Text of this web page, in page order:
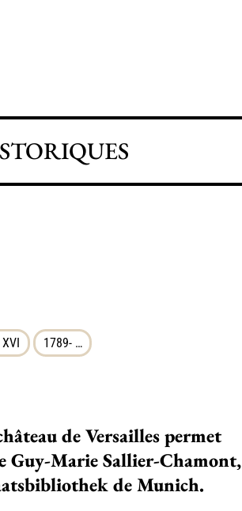
1789- …
de Versailles permet
Guy-Marie Sallier-Chamont,
de Munich.